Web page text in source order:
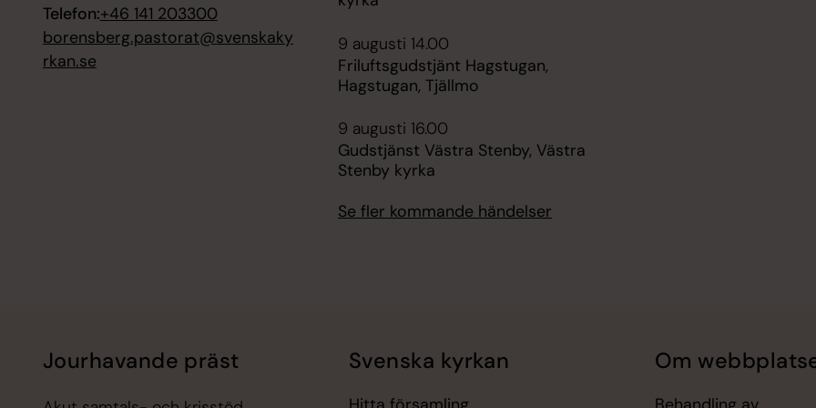
Telefon:+46 141 203300
borensberg.pastorat@svenskaky
rkan.se
9 augusti 14.00
Friluftsgudstjänt Hagstugan,
Hagstugan, Tjällmo
9 augusti 16.00
Gudstjänst Västra Stenby, Västra
Stenby kyrka
Se fler kommande händelser
Jourhavande präst Svenska kyrkan Om